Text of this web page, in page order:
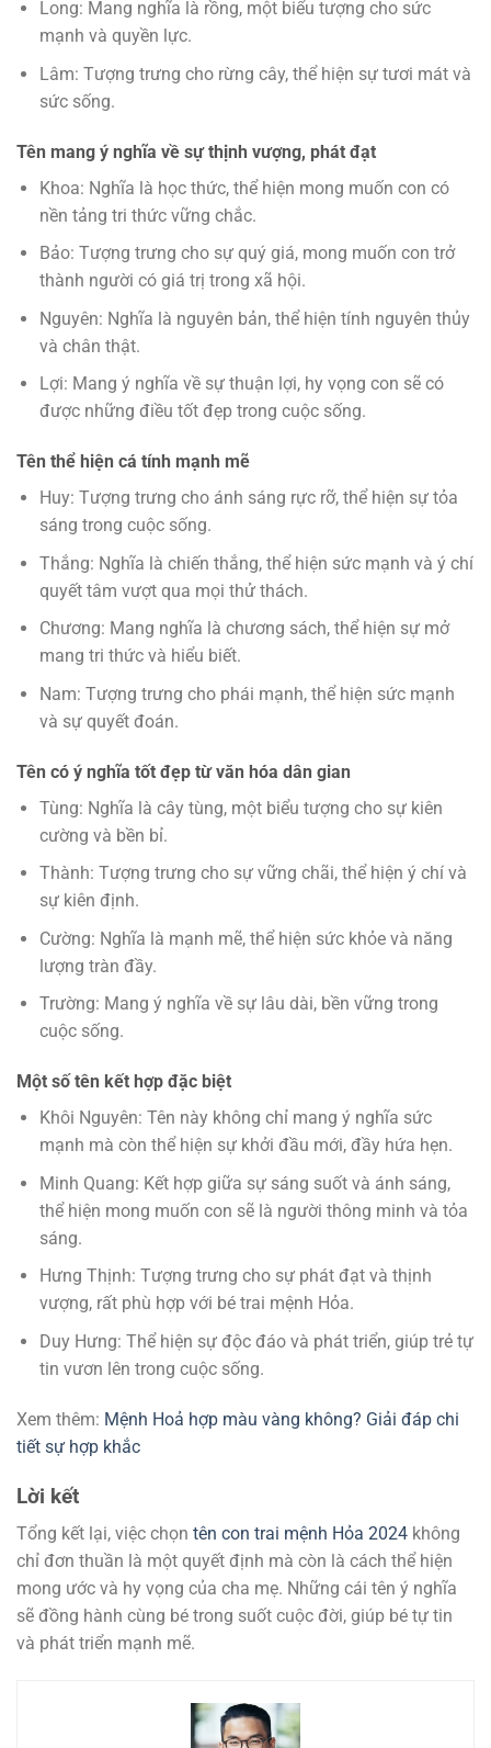
Long: Mang nghĩa là rồng, một biểu tượng cho sức
mạnh và quyền lực.
Lâm: Tượng trưng cho rừng cây, thể hiện sự tươi mát và
sức sống.
Tên mang ý nghĩa về sự thịnh vượng, phát đạt
Khoa: Nghĩa là học thức, thể hiện mong muốn con có
nền tảng tri thức vững chắc.
Bảo: Tượng trưng cho sự quý giá, mong muốn con trở
thành người có giá trị trong xã hội.
Nguyên: Nghĩa là nguyên bản, thể hiện tính nguyên thủy
và chân thật.
Lợi: Mang ý nghĩa về sự thuận lợi, hy vọng con sẽ có
được những điều tốt đẹp trong cuộc sống.
Tên thể hiện cá tính mạnh mẽ
Huy: Tượng trưng cho ánh sáng rực rỡ, thể hiện sự tỏa
sáng trong cuộc sống.
Thắng: Nghĩa là chiến thắng, thể hiện sức mạnh và ý chí
quyết tâm vượt qua mọi thử thách.
Chương: Mang nghĩa là chương sách, thể hiện sự mở
mang tri thức và hiểu biết.
Nam: Tượng trưng cho phái mạnh, thể hiện sức mạnh
và sự quyết đoán.
Tên có ý nghĩa tốt đẹp từ văn hóa dân gian
Tùng: Nghĩa là cây tùng, một biểu tượng cho sự kiên
cường và bền bỉ.
Thành: Tượng trưng cho sự vững chãi, thể hiện ý chí và
sự kiên định.
Cường: Nghĩa là mạnh mẽ, thể hiện sức khỏe và năng
lượng tràn đầy.
Trường: Mang ý nghĩa về sự lâu dài, bền vững trong
cuộc sống.
Một số tên kết hợp đặc biệt
Khôi Nguyên: Tên này không chỉ mang ý nghĩa sức
mạnh mà còn thể hiện sự khởi đầu mới, đầy hứa hẹn.
Minh Quang: Kết hợp giữa sự sáng suốt và ánh sáng,
thể hiện mong muốn con sẽ là người thông minh và tỏa
sáng.
Hưng Thịnh: Tượng trưng cho sự phát đạt và thịnh
vượng, rất phù hợp với bé trai mệnh Hỏa.
Duy Hưng: Thể hiện sự độc đáo và phát triển, giúp trẻ tự
tin vươn lên trong cuộc sống.
Xem thêm: Mệnh Hoả hợp màu vàng không? Giải đáp chi
tiết sự hợp khắc
Lời kết
Tổng kết lại, việc chọn tên con trai mệnh Hỏa 2024 không
chỉ đơn thuần là một quyết định mà còn là cách thể hiện
mong ước và hy vọng của cha mẹ. Những cái tên ý nghĩa
sẽ đồng hành cùng bé trong suốt cuộc đời, giúp bé tự tin
và phát triển mạnh mẽ.